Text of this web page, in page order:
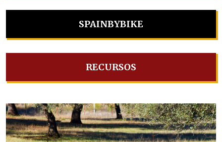
SPAINBYBIKE
RECURSOS